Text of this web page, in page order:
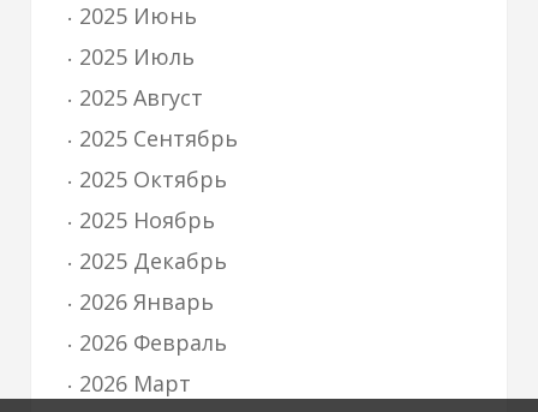
2025 Июнь
2025 Июль
2025 Август
2025 Сентябрь
2025 Октябрь
2025 Ноябрь
2025 Декабрь
2026 Январь
2026 Февраль
2026 Март